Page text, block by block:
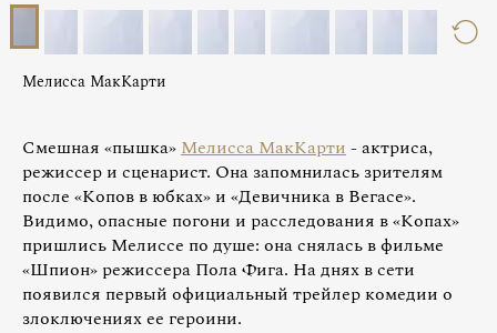
Мелисса МакКарти
Смешная «пышка»Мелисса МакКарти- актриса,
режиссер и сценарист. Она запомнилась зрителям
после «Копов в юбках» и «Девичника в Вегасе».
Видимо, опасные погони и расследования в «Копах»
пришлись Мелиссе по душе: она снялась в фильме
«Шпион» режиссера Пола Фига. На днях в сети
появился первый официальный трейлер комедии о
злоключениях ее героини.